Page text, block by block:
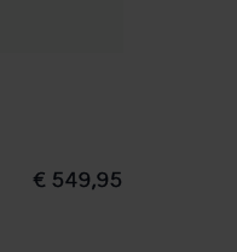
€ 549,95